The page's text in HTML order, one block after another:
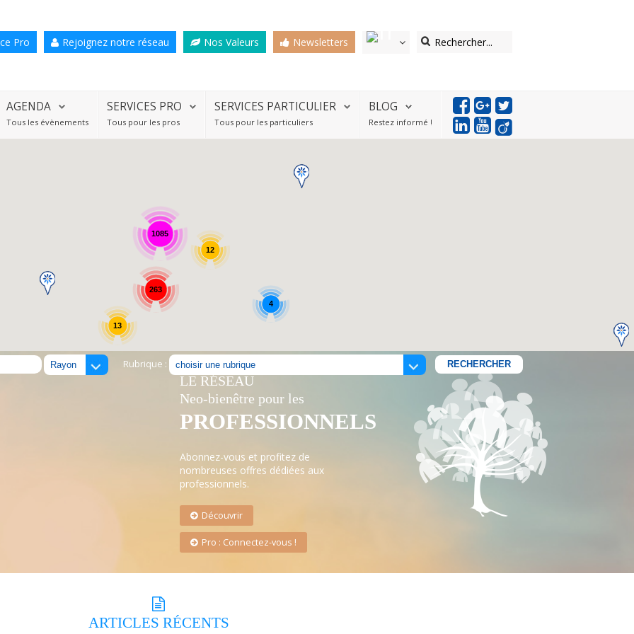
Pro Rejoignez notre réseau Nos Valeurs Newsletters
AGENDA
Tous les évènements
SERVICES PRO
Tous pour les pros
SERVICES PARTICULIER
Tous pour les particuliers
BLOG
Restez informé !
1085
13
263
4
12
Rubrique :
LE RÉSEAU
Neo-bienêtre pour les
PROFESSIONNELS
Abonnez-vous et profitez de
nombreuses offres dédiées aux
professionnels.
Découvrir
Pro : Connectez-vous !
ARTICLES RÉCENTS